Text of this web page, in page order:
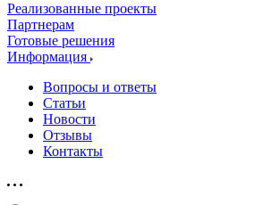
Реализованные проекты
Партнерам
Готовые решения
Информация
Вопросы и ответы
Статьи
Новости
Отзывы
Контакты